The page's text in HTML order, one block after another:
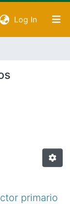
Log In(current)
primario